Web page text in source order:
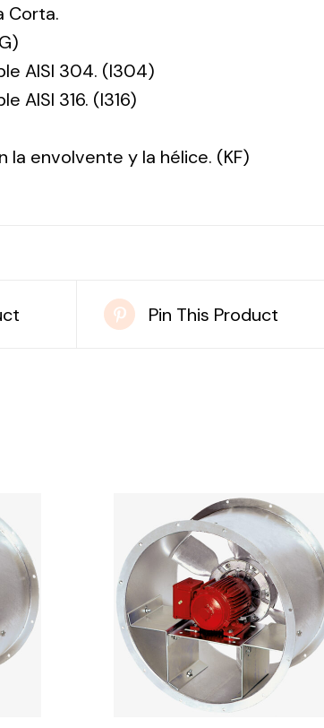
Corta.
AISI 304. (I304)
AISI 316. (I316)
la envolvente y la hélice. (KF)
Pin This Product
DETAILS